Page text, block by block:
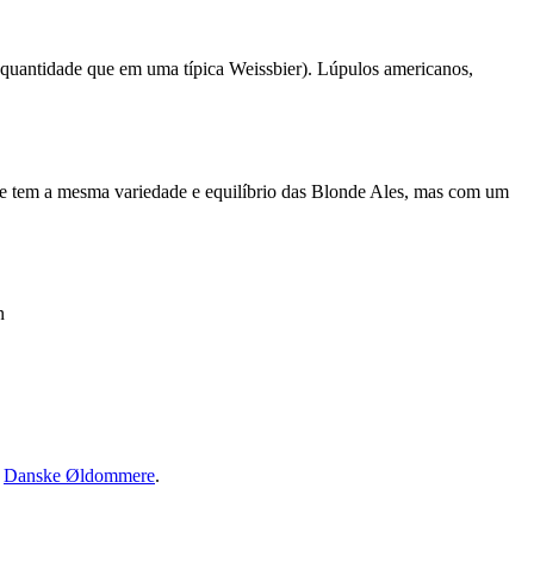
que em uma típica Weissbier). Lúpulos americanos,
tem a mesma variedade e equilíbrio das Blonde Ales, mas com um
Danske Øldommere.